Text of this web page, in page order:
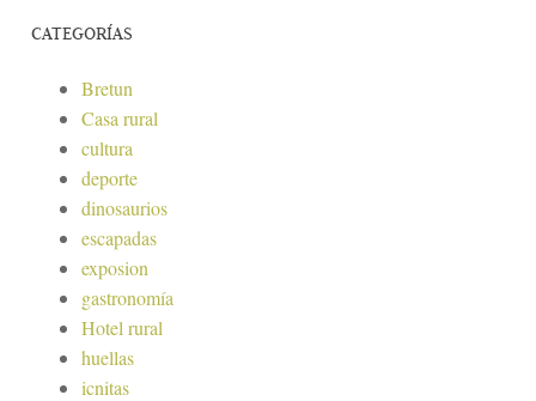
CATEGORÍAS
Bretun
Casa rural
cultura
deporte
dinosaurios
escapadas
exposion
gastronomía
Hotel rural
huellas
icnitas